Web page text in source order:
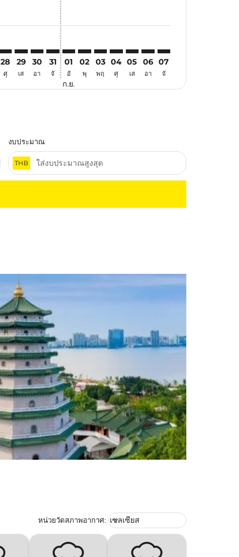
28
ศุ
29
เส
30
อา
31
จั
01
อั
ก.ย.
02
พุ
03
พฤ
04
ศุ
05
เส
06
อา
07
จั
งบประมาณ
THB
หน่วยวัดสภาพอากาศ: Weather unit option เซลเซียส
เซลเซียส
keyboard_arrow_down